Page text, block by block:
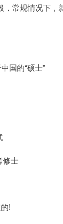
常规情况下
国的“硕士”
修士
!